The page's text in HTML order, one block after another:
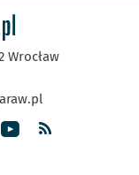
Wrocław